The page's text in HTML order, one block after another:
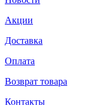
Акции
Доставка
Оплата
Возврат товара
Контакты